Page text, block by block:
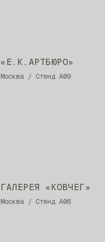
«Е.К.АРТБЮРО»
Москва / Стенд А09
ГАЛЕРЕЯ «КОВЧЕГ»
Москва / Стенд А06